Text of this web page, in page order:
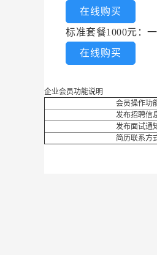
在线购买
标准套餐1000元：
在线购买
企业会员功能说明
会员操作功
发布招聘信
发布面试通
简历联系方